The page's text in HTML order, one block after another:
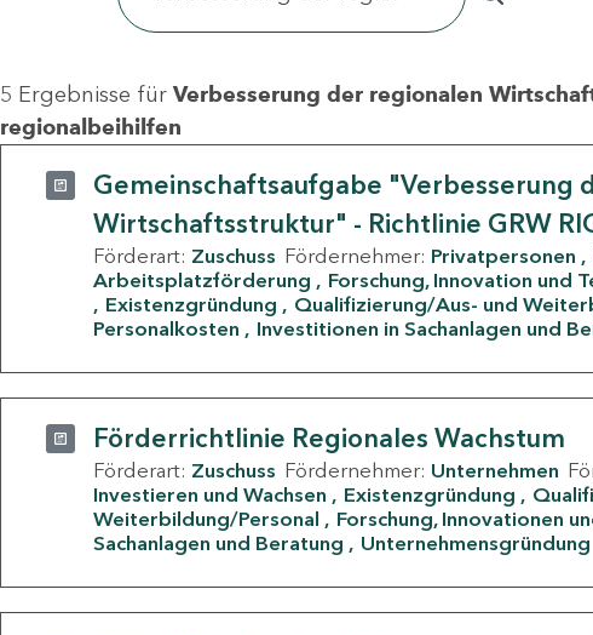
5 Ergebnisse für Verbesserung der regionalen
regionalbeihilfen
Gemeinschaftsaufgabe "Verbesserung
Wirtschaftsstruktur" - Richtlinie GRW
Förderart: Zuschuss Fördernehmer: Privatpersonen
Arbeitsplatzförderung
Forschung, Innovation und
Existenzgründung
Qualifizierung/Aus- und
Personalkosten
Investitionen in Sachanlagen und
Förderrichtlinie Regionales Wachstum
Förderart: Zuschuss Fördernehmer: Unternehmen
Investieren und Wachsen
Existenzgründung
Weiterbildung/Personal
Forschung, Innovationen
Sachanlagen und Beratung
Unternehmensgründung